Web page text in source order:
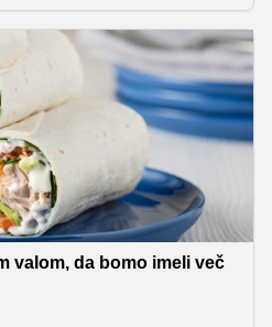
ki osvežijo, nasitijo in
seznamu so poletne solate,
zavitki, ki so idealni
valom, da bomo imeli več